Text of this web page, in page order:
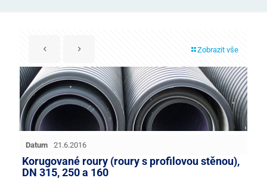
Zobrazit vše
Datum 21.6.2016
Korugované roury (roury s profilovou stěnou),
DN 315, 250 a 160